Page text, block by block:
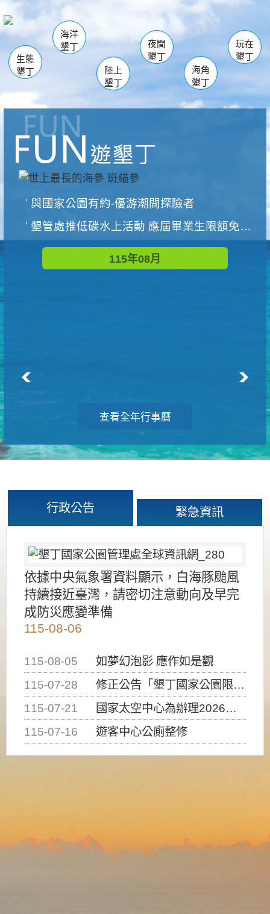
南仁湖
海生館
恆春 佳樂水
龍鑾潭自然中心 森林遊樂區
瓊麻館
關山 墾管處遊客中心
社頂公園 風吹沙
船帆石
白砂 龍磐公園
香蕉灣
砂島
鵝鑾鼻
生態
墾丁
海洋
墾丁
陸上
墾丁
夜間
墾丁
海角
墾丁
玩在
墾丁
與國家公園有約-優游潮間探險者
墾管處推低碳水上活動 應屆畢業生限額免費參加
115年08月
查看全年行事曆
行政公告 緊急資訊
依據中央氣象署資料顯示，白海豚颱風
持續接近臺灣，請密切注意動向及早完
成防災應變準備
115-08-06
115-08-05
如夢幻泡影 應作如是觀
115-07-28
修正公告「墾丁國家公園限制水域遊憩活動之種類、範圍、時間及行為」，自即日生效。
115-07-21
國家太空中心為辦理2026台灣盃火箭競賽，陸、海、空域警戒及協調相關事宜，因颱風備案事宜
115-07-16
遊客中心公廁整修